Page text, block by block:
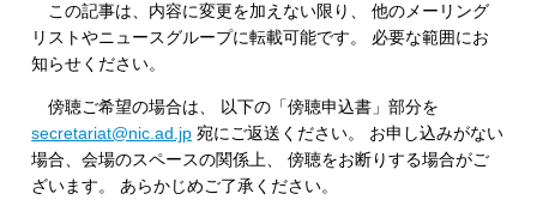
この記事は、内容に変更を加えない限り、 他のメーリング
リストやニュースグループに転載可能です。 必要な範囲にお
知らせください。
傍聴ご希望の場合は、 以下の「傍聴申込書」部分を
secretariat@nic.ad.jp 宛にご返送ください。 お申し込みがない
場合、会場のスペースの関係上、 傍聴をお断りする場合がご
ざいます。 あらかじめご了承ください。